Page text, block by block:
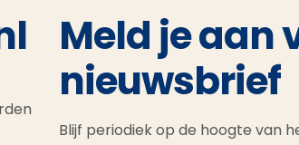
Meld je aan
nieuwsbrief
Blijf periodiek op de hoogte van